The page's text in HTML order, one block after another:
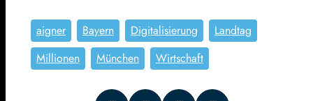
aigner Bayern Digitalisierung
Landtag
Millionen
München Wirtschaft